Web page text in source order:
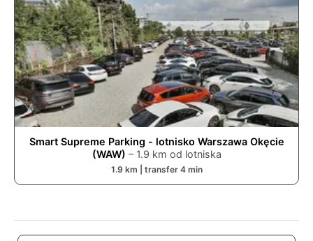
Smart Supreme Parking - lotnisko Warszawa Okęcie
(WAW) – 1.9 km od lotniska
1.9 km | transfer 4min